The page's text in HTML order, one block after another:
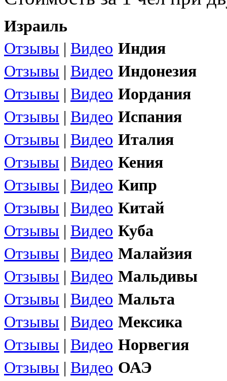
Израиль
Отзывы | Видео Индия
Отзывы | Видео Индонезия
Отзывы | Видео Иордания
Отзывы | Видео Испания
Отзывы | Видео Италия
Отзывы | Видео Кения
Отзывы | Видео Кипр
Отзывы | Видео Китай
Отзывы | Видео Куба
Отзывы | Видео Малайзия
Отзывы | Видео Мальдивы
Отзывы | Видео Мальта
Отзывы | Видео Мексика
Отзывы | Видео Норвегия
Отзывы | Видео ОАЭ